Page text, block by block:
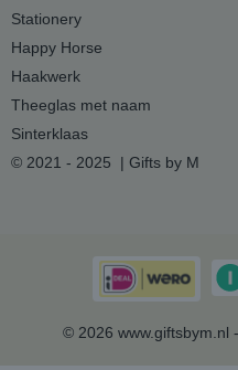
Stationery
Happy Horse
Haakwerk
Theeglas met naam
Sinterklaas
© 2021 - 2025 | Gifts by M
© 2026 www.giftsbym.nl